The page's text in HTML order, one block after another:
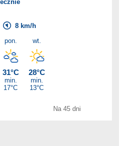
Na 45 dni